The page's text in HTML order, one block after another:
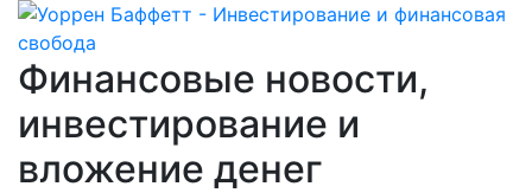
Финансовые новости,
инвестирование и
вложение денег